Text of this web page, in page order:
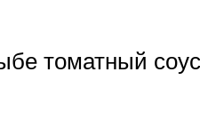
томатный